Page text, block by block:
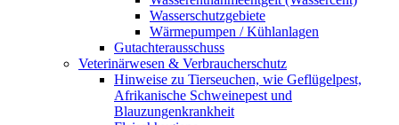
Wasserschutzgebiete
Wärmepumpen / Kühlanlagen
Gutachterausschuss
Veterinärwesen & Verbraucherschutz
Hinweise zu Tierseuchen, wie Geflügelpest,
Afrikanische Schweinepest und
Blauzungenkrankheit